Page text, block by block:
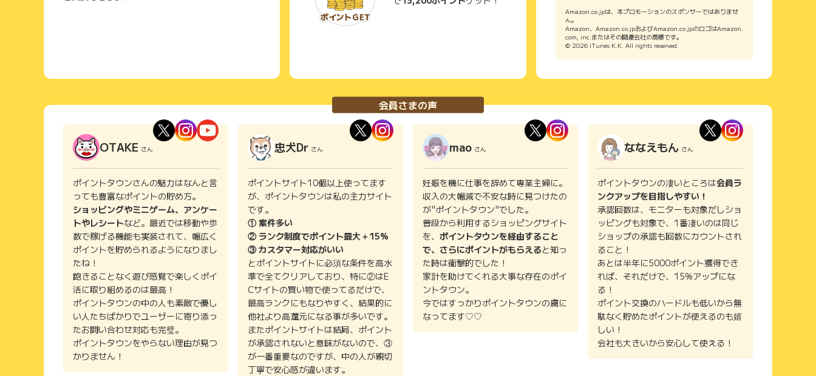
Amazon.co.jpは、本プロモーションのスポンサーではありませ
ん。
Amazon、Amazon.co.jpおよびAmazon.co.jpのロゴはAmazon.
com, inc.またはその関連会社の商標です。
© 2026 iTunes K.K. All rights reserved.
会員さまの声
OTAKE さん
ポイントタウンさんの魅力はなんと言
っても豊富なポイントの貯め方。
ショッピングやミニゲーム、アンケー
トやレシートなど。最近では移動や歩
数で稼げる機能も実装されて、幅広く
ポイントを貯められるようになりまし
たね！
飽きることなく遊び感覚で楽しくポイ
活に取り組めるのは最高！
ポイントタウンの中の人も素敵で優し
い人たちばかりでユーザーに寄り添っ
たお問い合わせ対応も完璧。
ポイントタウンをやらない理由が見つ
かりません！
忠犬Dr さん
ポイントサイト10個以上使ってます
が、ポイントタウンは私の主力サイト
です。
① 案件多い
② ランク制度でポイント最大＋15%
③ カスタマー対応がいい
とポイントサイトに必須な条件を高水
準で全てクリアしており、特に②はE
Cサイトの買い物で使ってるだけで、
最高ランクにもなりやすく、結果的に
他社より高還元になる事が多いです。
またポイントサイトは結局、ポイント
が承認されないと意味がないので、③
が一番重要なのですが、中の人が親切
丁寧で安心感が違います。
mao さん
妊娠を機に仕事を辞めて専業主婦に。
収入の大幅減で不安な時に見つけたの
が"ポイントタウン"でした。
普段から利用するショッピングサイト
を、 ポイントタウンを経由すること
で、さらにポイントがもらえると知っ
た時は衝撃的でした！
家計を助けてくれる大事な存在のポイ
ントタウン。
今ではすっかりポイントタウンの虜に
なってます♡♡
ななえもん さん
ポイントタウンの凄いところは会員ラ
ンクアップを目指しやすい！
承認回数は、モニターも対象だしショ
ッピングも対象で、1番凄いのは同じ
ショップの承認も回数にカウントされ
ること！
あとは半年に5000ポイント獲得でき
れば、それだけで、15%アップにな
る！
ポイント交換のハードルも低いから無
駄なく貯めたポイントが使えるのも嬉
しい！
会社も大きいから安心して使える！